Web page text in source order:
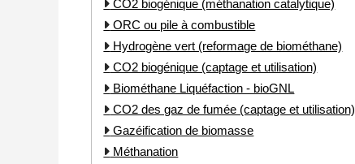
CO2 biogénique (méthanation catalytique)
ORC ou pile à combustible
Hydrogène vert (reformage de biométhane)
CO2 biogénique (captage et utilisation)
Biométhane Liquéfaction - bioGNL
CO2 des gaz de fumée (captage et utilisation)
Gazéification de biomasse
Méthanation